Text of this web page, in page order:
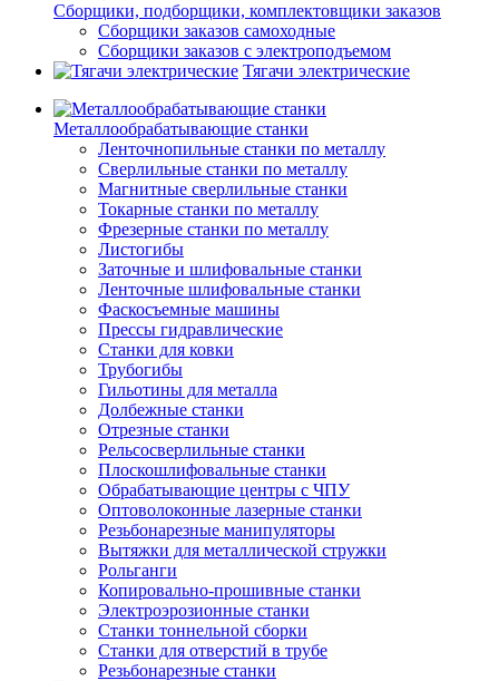
Сборщики, подборщики, комплектовщики заказов
Сборщики заказов самоходные
Сборщики заказов с электроподъемом
Тягачи электрические
Металлообрабатывающие станки
Ленточнопильные станки по металлу
Сверлильные станки по металлу
Магнитные сверлильные станки
Токарные станки по металлу
Фрезерные станки по металлу
Листогибы
Заточные и шлифовальные станки
Ленточные шлифовальные станки
Фаскосъемные машины
Прессы гидравлические
Станки для ковки
Трубогибы
Гильотины для металла
Долбежные станки
Отрезные станки
Рельсосверлильные станки
Плоскошлифовальные станки
Обрабатывающие центры с ЧПУ
Оптоволоконные лазерные станки
Резьбонарезные манипуляторы
Вытяжки для металлической стружки
Рольганги
Копировально-прошивные станки
Электроэрозионные станки
Станки тоннельной сборки
Станки для отверстий в трубе
Резьбонарезные станки